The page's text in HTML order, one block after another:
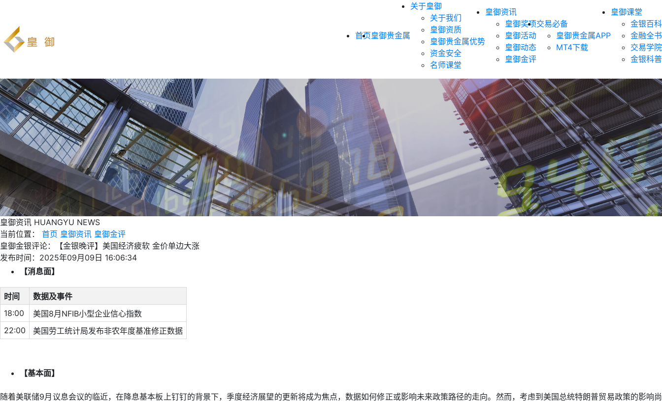
首页皇御贵金属
关于皇御
关于我们
皇御资质
皇御贵金属优势
资金安全
名师课堂
皇御资讯
皇御奖项
皇御活动
皇御动态
皇御金评
交易必备
皇御贵金属APP
MT4下载
皇御课堂
金银百科
金融全书
交易学院
金银科普
皇御资讯 HUANGYU NEWS
当前位置：
首页 皇御资讯 皇御金评
皇御金银评论：【金银晚评】美国经济疲软 金价单边大涨
发布时间：2025年09月09日 16:06:34
【消息面】
时间
数据及事件
18:00
美国8月NFIB小型企业信心指数
22:00
美国劳工统计局发布非农年度基准修正数据
【基本面】
随着美联储9月议息会议的临近，在降息基本板上钉钉的背景下，季度经济展望的更新将成为焦点，数据如何修正或影响未来政策路径的走向。然而，考虑到美国总统特朗普贸易政策的影响尚